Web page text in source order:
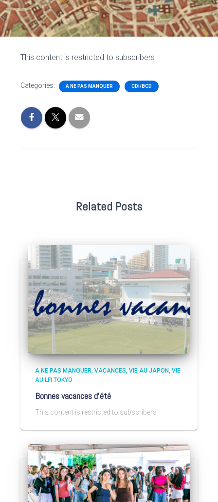
This content is restricted to subscribers
Categories: A NE PAS MANQUER CDI/BCD
Related Posts
A NE PAS MANQUER VACANCES VIE AU JAPON VIE
AU LFI TOKYO
Bonnes vacances d’été
This content is restricted to subscribers